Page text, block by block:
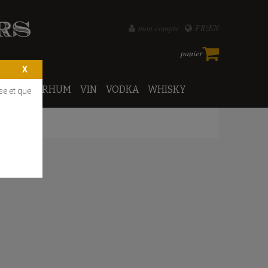
FR EN
mon compte
panier
PORTO RHUM VIN VODKA WHISKY
et que